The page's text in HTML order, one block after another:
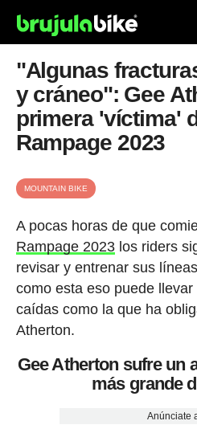
"Algunas
y cráneo": Gee
primera 'víctima'
Rampage 2023
MOUNTAIN BIKE
A pocas horas de que
Rampage 2023los riders
revisar y entrenar sus
como esta eso puede
caídas como la que ha
Atherton.
Gee Atherton sufre un
más grande
Anúnciate